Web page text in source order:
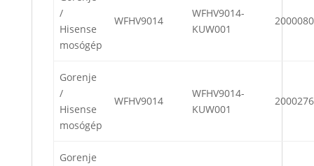
/
Hisense
mosógép
WFHV9014
WFHV9014-
KUW001
Gorenje
/
Hisense
mosógép
WFHV9014
WFHV9014-
KUW001
Gorenje